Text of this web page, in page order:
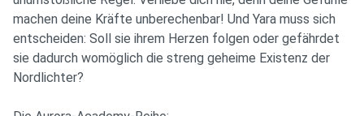
machen deine Kräfte unberechenbar! Und Yara muss sich
entscheiden: Soll sie ihrem Herzen folgen oder gefährdet
sie dadurch womöglich die streng geheime Existenz der
Nordlichter?